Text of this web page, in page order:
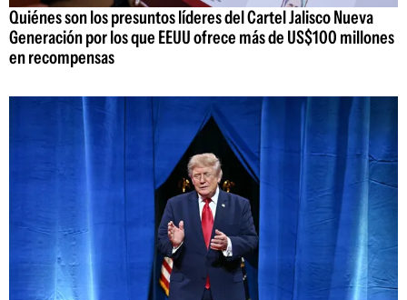
Quiénes son los presuntos líderes del Cartel Jalisco Nueva
Generación por los que EEUU ofrece más de US$100 millones
en recompensas